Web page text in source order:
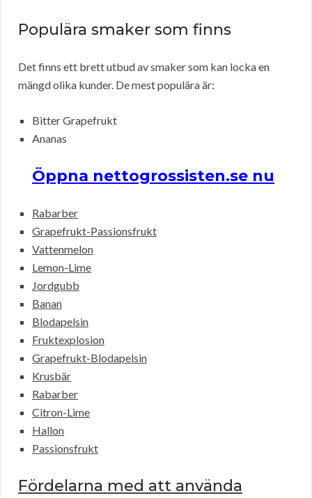
Populära smaker som finns
Det finns ett brett utbud av smaker som kan locka en
mängd olika kunder. De mest populära är:
Bitter Grapefrukt
Ananas
Öppna nettogrossisten.se nu
Rabarber
Grapefrukt-Passionsfrukt
Vattenmelon
Lemon-Lime
Jordgubb
Banan
Blodapelsin
Fruktexplosion
Grapefrukt-Blodapelsin
Krusbär
Rabarber
Citron-Lime
Hallon
Passionsfrukt
Fördelarna med att använda